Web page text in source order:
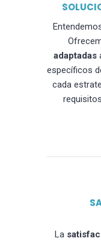
adaptadas
específicos
cada
La